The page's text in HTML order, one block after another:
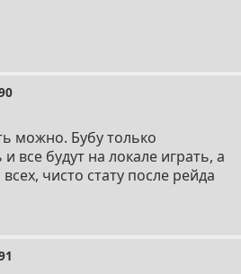
можно. Бубу только
все будут на локале играть, а
чисто стату после рейда